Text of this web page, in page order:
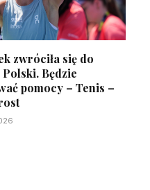
zwróciła się do
Będzie
pomocy – Tenis –